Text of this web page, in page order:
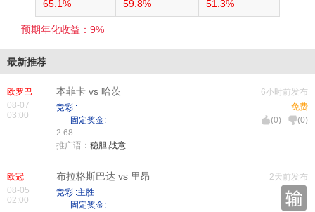
65.1% 59.8% 51.3%
预期年化收益：9%
最新推荐
欧罗巴
08-07
03:00
本菲卡 vs 哈茨
竞彩 :
固定奖金:
2.68
推广语： 稳胆,战意
6小时前发布
免费
(0) (0)
欧冠
08-05
02:00
布拉格斯巴达 vs 里昂
竞彩 :主胜
固定奖金:
2天前发布